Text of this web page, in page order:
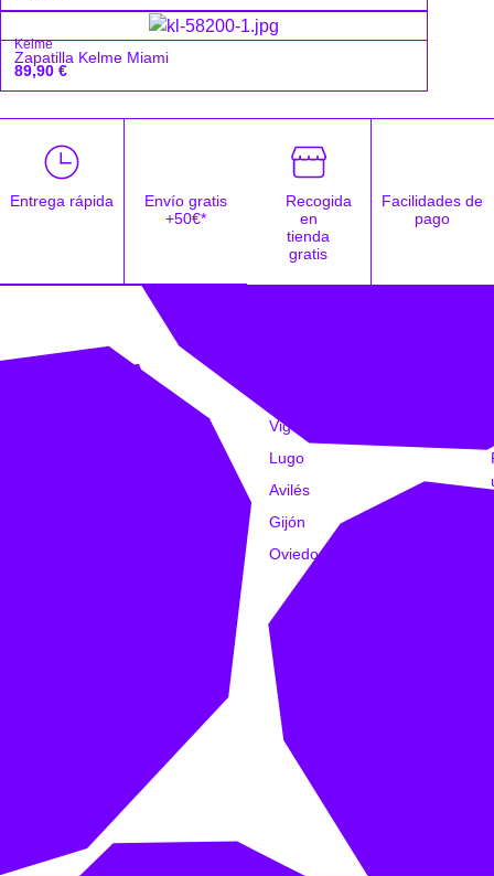
Kelme
Zapatilla Kelme Miami
89,90 €
Entrega rápida
Envío gratis
+50€*
Recogida
en
tienda
gratis
Facilidades de
pago
EMPRESA
Vigo
Lugo
Avilés
Gijón
Oviedo